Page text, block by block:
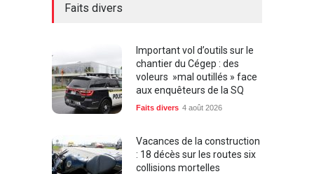
Faits divers
Important vol d’outils sur le
chantier du Cégep : des
voleurs »mal outillés » face
aux enquêteurs de la SQ
Faits divers 4 août 2026
Vacances de la construction
: 18 décès sur les routes six
collisions mortelles